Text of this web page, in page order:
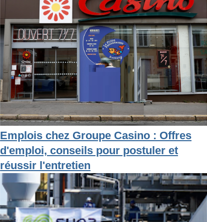
Emplois chez Groupe Casino : Offres
d'emploi, conseils pour postuler et
réussir l'entretien